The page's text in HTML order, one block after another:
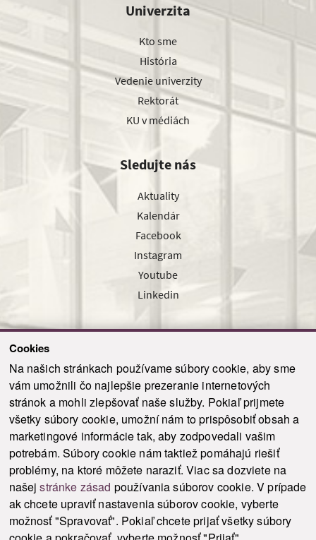
Cookies
Na našich stránkach používame súbory cookie, aby sme
vám umožnili čo najlepšie prezeranie internetových
stránok a mohli zlepšovať naše služby. Pokiaľ prijmete
všetky súbory cookie, umožní nám to prispôsobiť obsah a
marketingové informácie tak, aby zodpovedali vašim
potrebám. Súbory cookie nám taktiež pomáhajú riešiť
problémy, na ktoré môžete naraziť. Viac sa dozviete na
našejstránke zásad používania súborov cookie. V prípade
ak chcete upraviť nastavenia súborov cookie, vyberte
možnosť "Spravovať". Pokiaľ chcete prijať všetky súbory
Univerzita
Kto sme
História
Vedenie univerzity
Rektorát
KU v médiách
Sledujte nás
Aktuality
Kalendár
Facebook
Instagram
Youtube
Linkedin
Odoslať
© 2021-2026 ku.sk. Všetky práva vyhradené. | Ochrana osobných údajov
Vyhlásenie o prístupnosti |
Admin
This site is protected by reCAPTCHA and the Google Privacy Policy and Terms of
Service
apply.